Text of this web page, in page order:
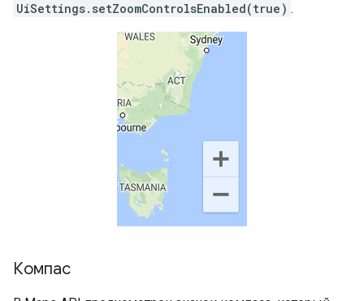
UiSettings.setZoomControlsEnabled(true) .
Компас